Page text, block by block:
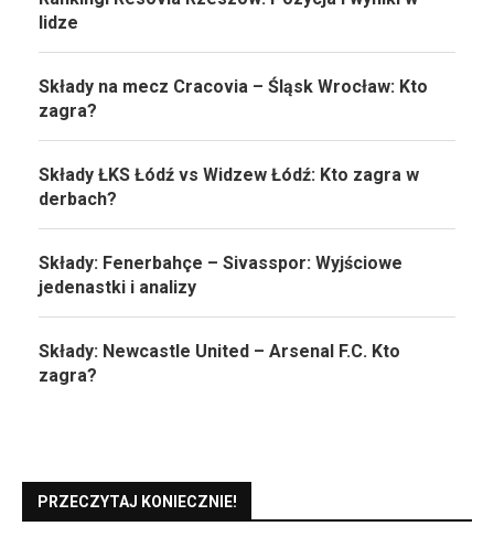
lidze
Składy na mecz Cracovia – Śląsk Wrocław: Kto
zagra?
Składy ŁKS Łódź vs Widzew Łódź: Kto zagra w
derbach?
Składy: Fenerbahçe – Sivasspor: Wyjściowe
jedenastki i analizy
Składy: Newcastle United – Arsenal F.C. Kto
zagra?
PRZECZYTAJ KONIECZNIE!